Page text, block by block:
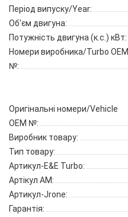
Період випуску/Year:
Об'єм двигуна:
Потужність двигуна (к.с.) кВт:
Номери виробника/Turbo OEM
№:
Оригінальні номери/Vehicle
OEM №:
Виробник товару:
Тип товару:
Артикул-E&E Turbo:
Артікул AM:
Артикул-Jrone:
Гарантія: